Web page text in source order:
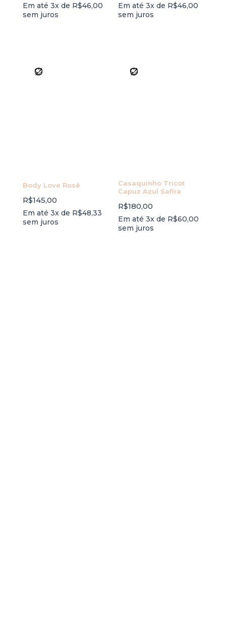
Em até 3x de R$46,00
sem juros
Em até 3x de R$46,00
sem juros
Body Love Rosê
R$145,00
Em até 3x de R$48,33
sem juros
Casaquinho Tricot
Capuz Azul Safira
R$180,00
Em até 3x de R$60,00
sem juros